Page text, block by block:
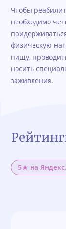
Чтобы
необходимо
физическую
пищу,
носить
заживления.
5★ на